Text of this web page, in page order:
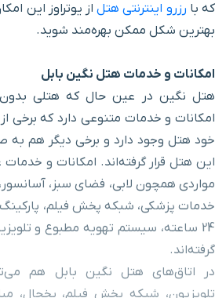
که با رزرو اینترنتی هتلاز یوتراوز این
بهترین شکل ممکن بهره‌‌مند شوید.
امکانات و خدمات هتل نگین بابل
هتل نگین در عین حال که هتلی
امکانات و خدمات متنوعی دارد که برخی
خود هتل وجود دارد و برخی دیگر هم
این هتل قرار گرفته‌اند. امکانات و
مواردی همچون لابی، فضای سبز،
خدمات پزشکی، شبکه پخش فیلم،
24 ساعته، سیستم تهویه مطبوع و
گرفته‌اند.
در اتاق‌های هتل نگین بابل هم
تلویزیون، شبکه پخش فیلم، یخچال،